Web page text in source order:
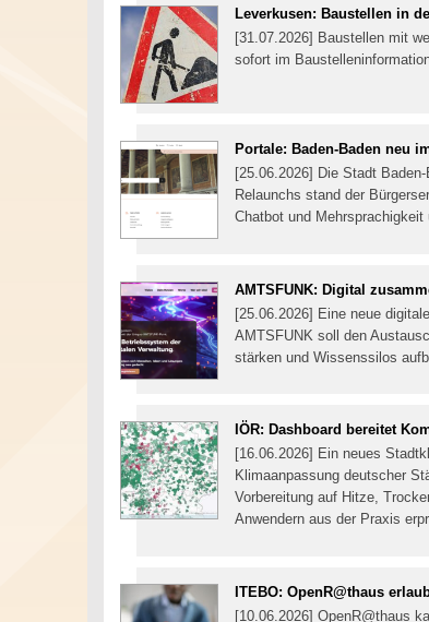
Leverkusen: Baustellen in
[31.07.2026] Baustellen mit
sofort im
Portale: Baden-Baden neu
[25.06.2026] Die Stadt
Relaunchs stand der
Chatbot und Mehrsprachigkeit
AMTSFUNK: Digital
[25.06.2026] Eine neue
AMTSFUNK soll den
stärken und Wissenssilos
IÖR: Dashboard bereitet
[16.06.2026] Ein neues
Klimaanpassung deutscher
Vorbereitung auf Hitze,
Anwendern aus der Praxis
ITEBO: OpenR@thaus
[10.06.2026] OpenR@thaus